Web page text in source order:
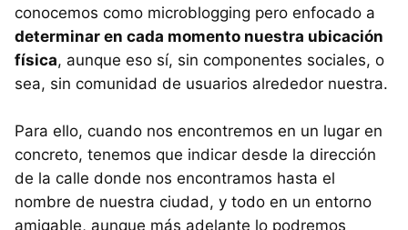
conocemos como microblogging pero enfocado a
determinar en cada momento nuestra ubicación
física, aunque eso sí, sin componentes sociales, o
sea, sin comunidad de usuarios alrededor nuestra.
Para ello, cuando nos encontremos en un lugar en
concreto, tenemos que indicar desde la dirección
de la calle donde nos encontramos hasta el
nombre de nuestra ciudad, y todo en un entorno
amigable, aunque más adelante lo podremos